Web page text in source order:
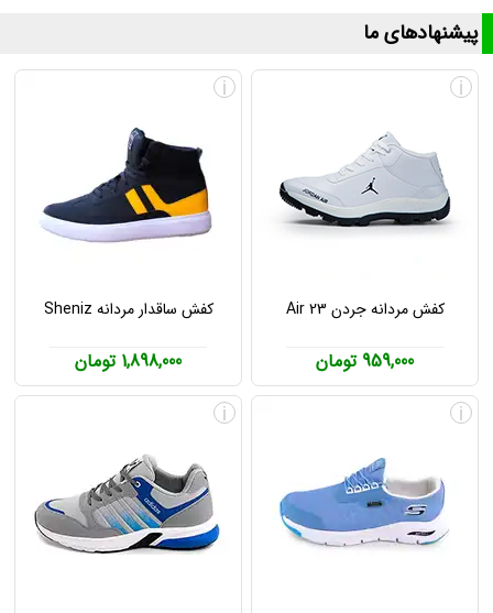
پیشنهادهای ما
کفش مردانه جردن Air 23
959,000 تومان
i
کفش ساقدار مردانه Sheniz
1,898,000 تومان
i
i
i